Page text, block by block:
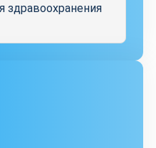
здравоохранения